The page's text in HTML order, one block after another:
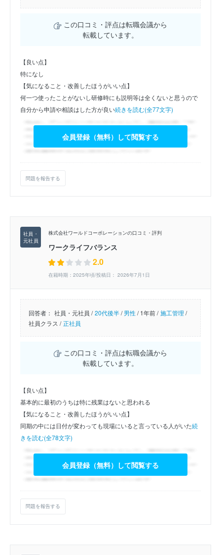
この口コミ・評点は転職会議から
転載しています。
【良い点】
特になし
【気になること・改善したほうがいい点】
何一つ使ったことがないし研修時にも説明等は全くないと思うので
自分から申請や相談はした方が良い続きを読む(全77文字)
会員登録（無料）して閲覧する
問題を報告する
株式会社ワールドコーポレーションの口コミ・評判
ワークライフバランス
2.0
在籍時期：2025年頃/投稿日： 2026年7月1日
回答者： 社員・元社員 / 20代後半/男性/1年前 / 施工管理 /
社員クラス / 正社員
この口コミ・評点は転職会議から
転載しています。
【良い点】
基本的に最初のうちは特に残業はないと思われる
【気になること・改善したほうがいい点】
同期の中には日付が変わっても現場にいると言っている人がいた続
きを読む(全78文字)
会員登録（無料）して閲覧する
問題を報告する